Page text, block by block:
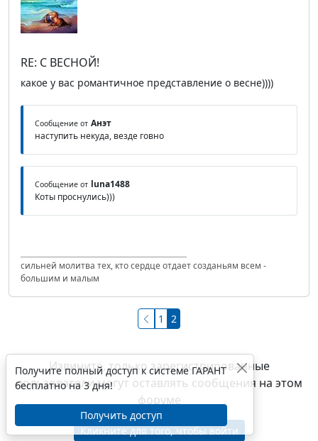
RE: С ВЕСНОЙ!
какое у вас романтичное представление о весне))))
Сообщение от Анэт
наступить некуда, везде говно
Сообщение от luna1488
Коты проснулись)))
сильней молитва тех, кто сердце отдает созданьям всем -
большим и малым
1 2
Извините, только зарегистрированные
пользователи могут оставлять сообщения на этом
форуме
Кликните для того, чтобы войти
Получите полный доступ к системе ГАРАНТ
бесплатно на 3 дня!
Получить доступ